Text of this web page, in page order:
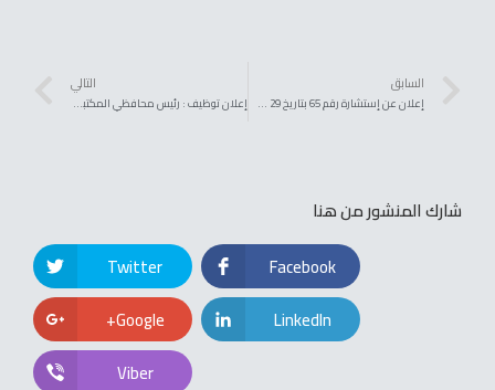
السابق
إعلان عن إستشارة رقم 65 بتاريخ 29 سبتمبر 2022
التالي
إعلان توظيف : رئيس محافظي المكتبات الجامعية
شارك المنشور من هنا
Twitter
Facebook
Google+
LinkedIn
Viber